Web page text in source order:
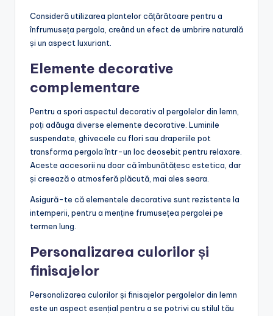
Consideră utilizarea plantelor cățărătoare pentru a
înfrumuseța pergola, creând un efect de umbrire naturală
și un aspect luxuriant.
Elemente decorative
complementare
Pentru a spori aspectul decorativ al pergolelor din lemn,
poți adăuga diverse elemente decorative. Luminile
suspendate, ghivecele cu flori sau draperiile pot
transforma pergola într-un loc deosebit pentru relaxare.
Aceste accesorii nu doar că îmbunătățesc estetica, dar
și creează o atmosferă plăcută, mai ales seara.
Asigură-te că elementele decorative sunt rezistente la
intemperii, pentru a menține frumusețea pergolei pe
termen lung.
Personalizarea culorilor și
finisajelor
Personalizarea culorilor și finisajelor pergolelor din lemn
este un aspect esențial pentru a se potrivi cu stilul tău